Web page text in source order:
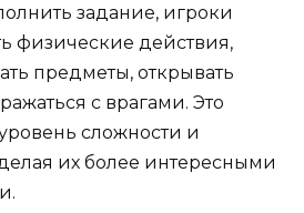
задание, игроки
физические действия,
предметы, открывать
с врагами. Это
сложности и
их более интересными